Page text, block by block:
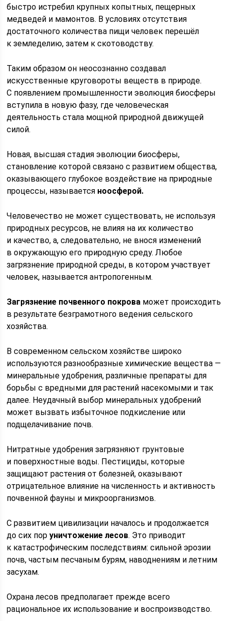
быстро истребил крупных копытных, пещерных
медведей и мамонтов. В условиях отсутствия
достаточного количества пищи человек перешёл
к земледелию, затем к скотоводству.
Таким образом он неосознанно создавал
искусственные круговороты веществ в природе.
С появлением промышленности эволюция биосферы
вступила в новую фазу, где человеческая
деятельность стала мощной природной движущей
силой.
Новая, высшая стадия эволюции биосферы,
становление которой связано с развитием общества,
оказывающего глубокое воздействие на природные
процессы, называется ноосферой.
Человечество не может существовать, не используя
природных ресурсов, не влияя на их количество
и качество, а, следовательно, не внося изменений
в окружающую его природную среду. Любое
загрязнение природной среды, в котором участвует
человек, называется антропогенным.
Загрязнение почвенного покрова может происходить
в результате безграмотного ведения сельского
хозяйства.
В современном сельском хозяйстве широко
используются разнообразные химические вещества —
минеральные удобрения, различные препараты для
борьбы с вредными для растений насекомыми и так
далее. Неудачный выбор минеральных удобрений
может вызвать избыточное подкисление или
подщелачивание почв.
Нитратные удобрения загрязняют грунтовые
и поверхностные воды. Пестициды, которые
защищают растения от болезней, оказывают
отрицательное влияние на численность и активность
почвенной фауны и микроорганизмов.
С развитием цивилизации началось и продолжается
до сих поруничтожение лесов. Это приводит
к катастрофическим последствиям: сильной эрозии
почв, частым песчаным бурям, наводнениям и летним
засухам.
Охрана лесов предполагает прежде всего
рациональное их использование и воспроизводство.